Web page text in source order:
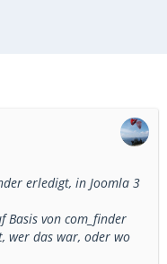
erledigt, in Joomla 3
Basis von com_finder
wer das war, oder wo